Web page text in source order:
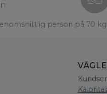
person på 70 kg.